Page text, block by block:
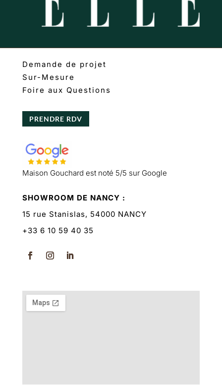
Demande de projet
Sur-Mesure
Foire aux Questions
PRENDRE RDV
Maison Gouchard est noté 5/5 sur Google
SHOWROOM DE NANCY :
15 rue Stanislas, 54000 NANCY
+33 6 10 59 40 35